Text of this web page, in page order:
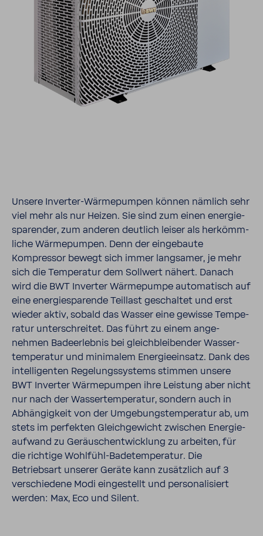
Unsere Inverter-​​Wärme­pumpen können nämlich sehr
viel mehr als nur Heizen. Sie sind zum einen ener­gie­
spa­render, zum anderen deut­lich leiser als herkömm­
liche Wärme­pumpen. Denn der einge­baute
Kompressor bewegt sich immer lang­samer, je mehr
sich die Tempe­ratur dem Soll­wert nähert. Danach
wird die BWT Inverter Wärme­pumpe auto­ma­tisch auf
eine ener­gie­spa­rende Teil­last geschaltet und erst
wieder aktiv, sobald das Wasser eine gewisse Tempe­
ratur unter­schreitet. Das führt zu einem ange­
nehmen Bade­er­lebnis bei gleich­blei­bender Wasser­
tem­pe­ratur und mini­malem Ener­gie­ein­satz. Dank des
intel­li­genten Rege­lungs­sys­tems stimmen unsere
BWT Inverter Wärme­pumpen ihre Leis­tung aber nicht
nur nach der Wasser­tem­pe­ratur, sondern auch in
Abhän­gig­keit von der Umge­bungs­tem­pe­ratur ab, um
stets im perfekten Gleich­ge­wicht zwischen Ener­gie­
auf­wand zu Geräusch­ent­wick­lung zu arbeiten, für
die rich­tige Wohl­fühl-​Bade­tem­pe­ratur. Die
Betriebsart unserer Geräte kann zusätz­lich auf 3
verschie­dene Modi einge­stellt und perso­na­li­siert
werden: Max, Eco und Silent.